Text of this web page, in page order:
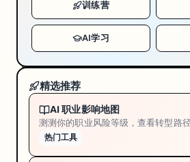
训练营
AI学习
精选推荐
AI 职业影响地图
测测你的职业风险等级，查看转型路
热门工具